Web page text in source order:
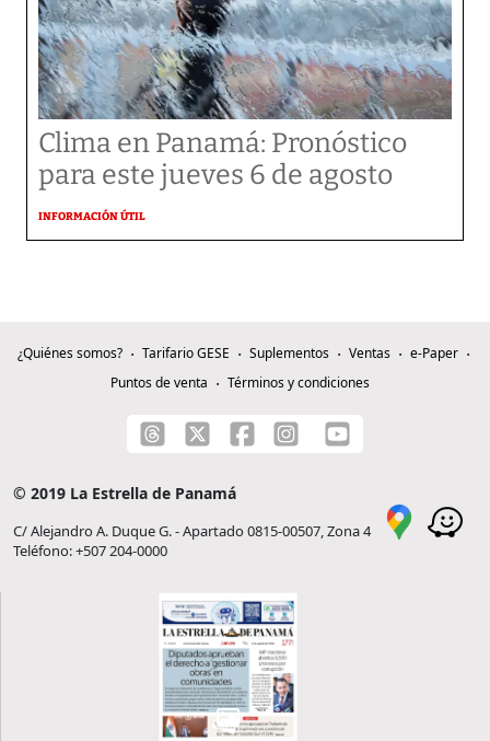
Clima en Panamá: Pronóstico
para este jueves 6 de agosto
INFORMACIÓN ÚTIL
¿Quiénes somos? Tarifario GESE Suplementos Ventas
e-Paper
Puntos de venta
Términos y condiciones
© 2019 La Estrella de Panamá
C/ Alejandro A. Duque G. - Apartado 0815-00507, Zona 4
Teléfono: +507 204-0000